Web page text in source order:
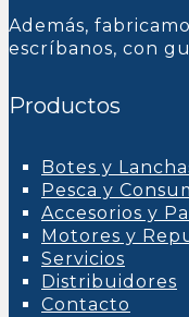
Además,
escríbanos, con
Productos
Botes y
Pesca y
Accesorios y
Motores y
Servicios
Distribuidores
Contacto